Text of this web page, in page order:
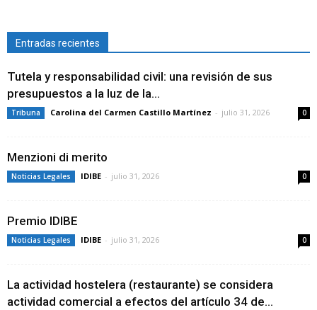
Entradas recientes
Tutela y responsabilidad civil: una revisión de sus
presupuestos a la luz de la...
Tribuna Carolina del Carmen Castillo Martínez - julio 31, 2026 0
Menzioni di merito
Noticias Legales IDIBE - julio 31, 2026 0
Premio IDIBE
Noticias Legales IDIBE - julio 31, 2026 0
La actividad hostelera (restaurante) se considera
actividad comercial a efectos del artículo 34 de...